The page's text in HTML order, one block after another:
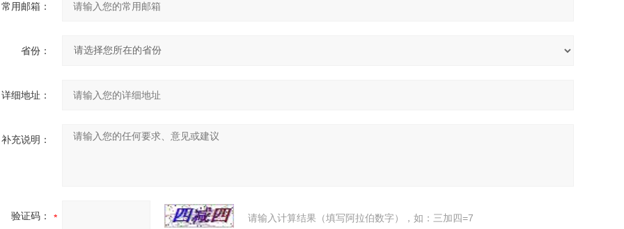
常用邮箱：
省份：
详细地址：
补充说明：
验证码： 请输入计算结果（填写阿拉伯数字），如：三加四=7